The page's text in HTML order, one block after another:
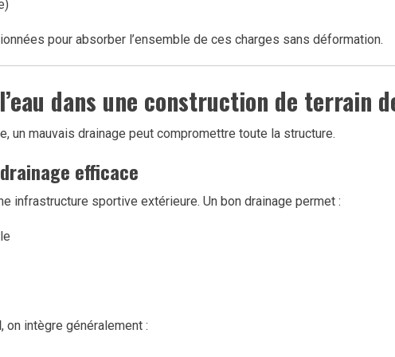
pour absorber l’ensemble de ces charges sans déformation.
dans une construction de terrain
un mauvais drainage peut compromettre toute la structure.
efficace
infrastructure sportive extérieure. Un bon drainage permet :
, on intègre généralement :